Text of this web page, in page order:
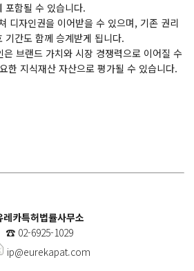
포함될 수 있습니다.
디자인권을 이어받을 수 있으며, 기존 권리
기간도 함께 승계받게 됩니다.
브랜드 가치와 시장 경쟁력으로 이어질 수
한 지식재산 자산으로 평가될 수 있습니다.
레카특허법률사무소
☎️ 02-6925-1029
ip@eurekapat.com